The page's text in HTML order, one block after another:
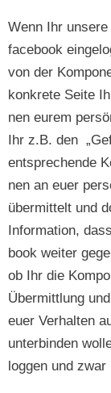
Wenn Ihr
face­book
von der
konkrete Seite
nen eurem
Ihr z.B. den
entsprechende
nen an euer
über­mit­telt und
Infor­ma­tion,
book weit­er
ob Ihr die
Über­mit­tlung
euer Ver­hal­ten
unterbinden
loggen und